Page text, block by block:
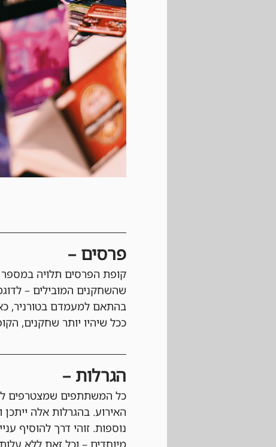
פרסים –
קופת הפרסים תלויה
שהשחקנים המובילים – לדוגמה, הטופ 3, הטופ 5 או הטופ 8 –
בהתאם למעמדם בטורניר,
ככל שיהיו יותר שחקנים,
הגרלות –
כל המשתתפים שמצטרפים
האירוע. בהגרלות אלה
נוספות. זוהי דרך להוסיף
מיוחדים – וכל זאת ללא